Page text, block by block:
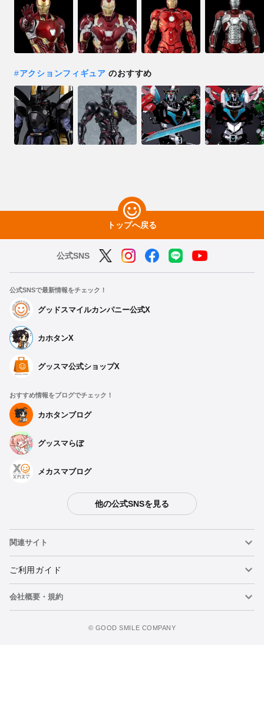
#アクションフィギュア のおすすめ
トップへ戻る
公式SNS
公式SNSで最新情報をチェック！
グッドスマイルカンパニー公式X
カホタンX
グッスマ公式ショップX
おすすめ情報をブログでチェック！
カホタンブログ
グッスマらぼ
メカスマブログ
他の公式SNSを見る
関連サイト
ねんどろいど
ねんどろいどフェイスメーカー
ご利用ガイド
重要なお知らせ
会社概要・規約
©️ GOOD SMILE COMPANY